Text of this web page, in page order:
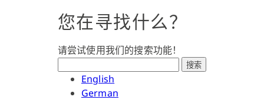
您在寻找什么？
请尝试使用我们的搜索功能！
搜索
English
German